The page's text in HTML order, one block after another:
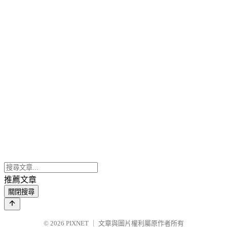
推薦文章
關閉搜尋
© 2026 PIXNET 文章與圖片權利屬原作者所有